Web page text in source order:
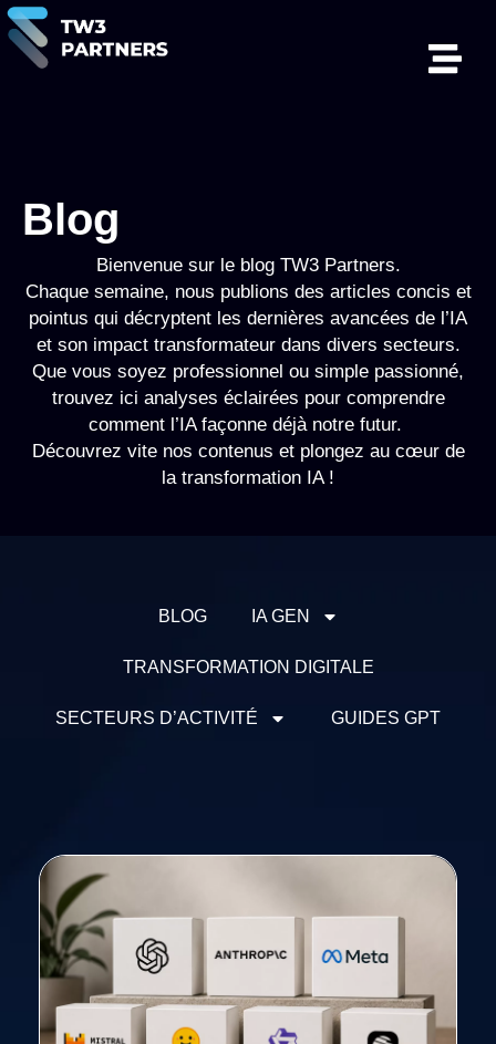
Blog
Bienvenue sur le blog TW3 Partners.
Chaque semaine, nous publions des articles concis et
pointus qui décryptent les dernières avancées de l’IA
et son impact transformateur dans divers secteurs.
Que vous soyez professionnel ou simple passionné,
trouvez ici analyses éclairées pour comprendre
comment l’IA façonne déjà notre futur.
Découvrez vite nos contenus et plongez au cœur de
la transformation IA !
BLOG IA GEN
TRANSFORMATION DIGITALE
SECTEURS D’ACTIVITÉ GUIDES GPT